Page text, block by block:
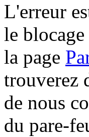
L'erreur
le
la page
trouverez
de nous
du pare-